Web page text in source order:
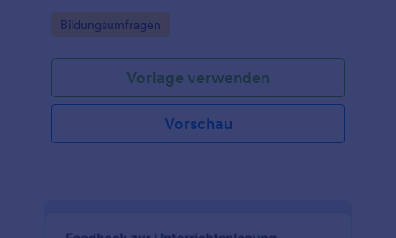
damit Evaluationen pro Semester oder Veranstaltung
schnell online durchgeführt und ausgewertet
Go to Category:
Bildungsumfragen
Vorlage verwenden
Vorschau